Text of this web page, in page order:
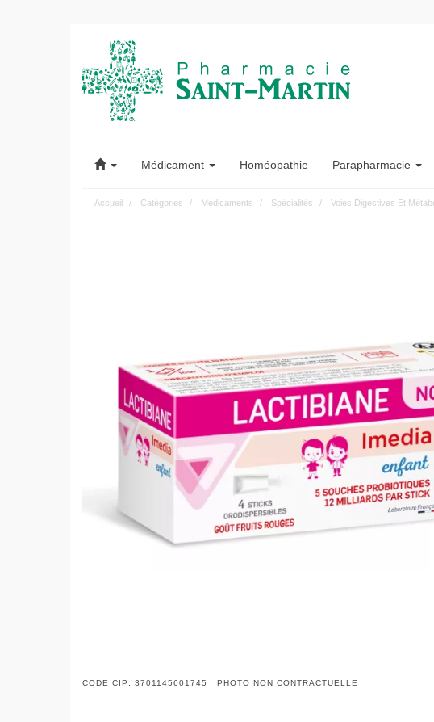
Saint-
Martin
Médicament Homéopathie Parapharmacie
Accueil Catégories Médicaments Spécialités Voies Digestives Et
CODE CIP: 3701145601745 PHOTO NON CONTRACTUELLE